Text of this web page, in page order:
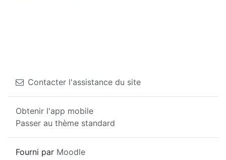
Contacter l'assistance du site
Obtenir l'app mobile
Passer au thème standard
Fourni par Moodle